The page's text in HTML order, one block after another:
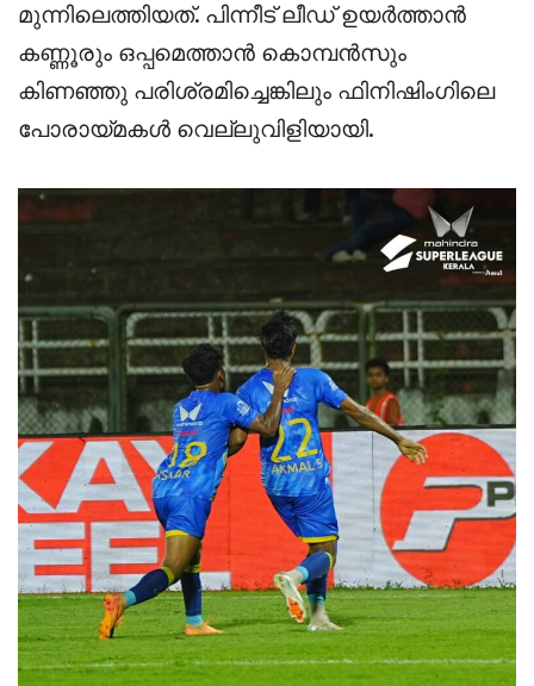
മുന്നിലെത്തിയത്. പിന്നീട് ലീഡ് ഉയർത്താൻ
കണ്ണൂരും ഒപ്പമെത്താൻ കൊമ്പൻസും
കിണഞ്ഞു പരിശ്രമിച്ചെങ്കിലും ഫിനിഷിംഗിലെ
പോരായ്മകൾ വെല്ലുവിളിയായി.